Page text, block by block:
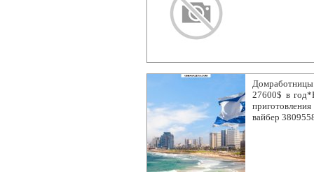
Домработницы
27600$ в
вайбер